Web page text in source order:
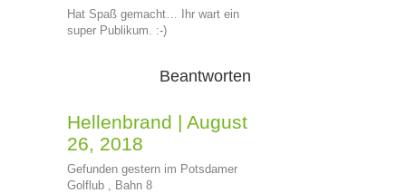
Hat Spaß gemacht… Ihr wart ein
super Publikum. :-)
Beantworten
Hellenbrand | August
26, 2018
Gefunden gestern im Potsdamer
Golflub , Bahn 8